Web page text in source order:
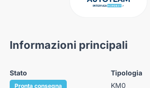
Informazioni principali
Stato
Pronta consegna
Tipologia
KM0